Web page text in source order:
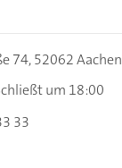
74,52062 Aachen
um 18:00
33